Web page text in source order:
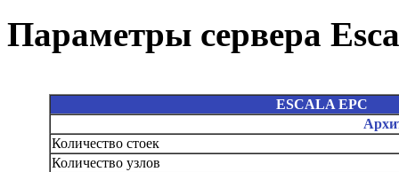
Параметры сервера
ESCALA EPC
Количество стоек
Количество узлов